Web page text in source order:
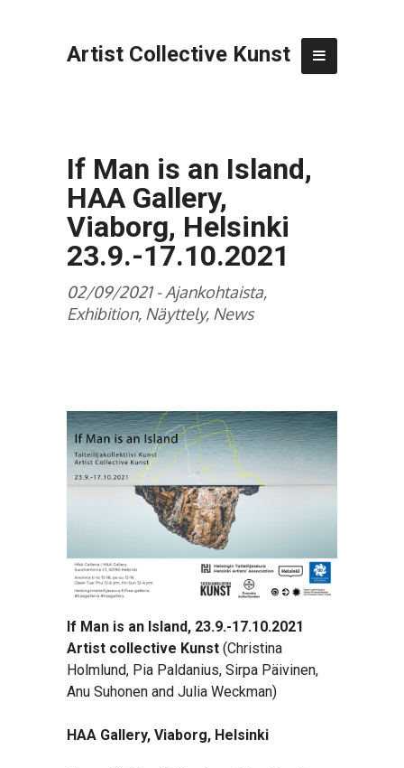
Artist Collective Kunst
If Man is an Island,
HAA Gallery,
Viaborg, Helsinki
23.9.-17.10.2021
02/09/2021 -Ajankohtaista,
Exhibition, Näyttely, News
If Man is an Island, 23.9.-17.10.2021
Artist collective Kunst (Christina
Holmlund, Pia Paldanius, Sirpa Päivinen,
Anu Suhonen and Julia Weckman)
HAA Gallery, Viaborg, Helsinki